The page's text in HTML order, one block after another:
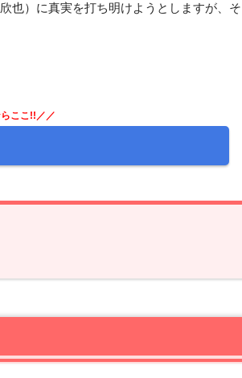
也）に真実を打ち明けようとしますが、そ
ここ!!／／